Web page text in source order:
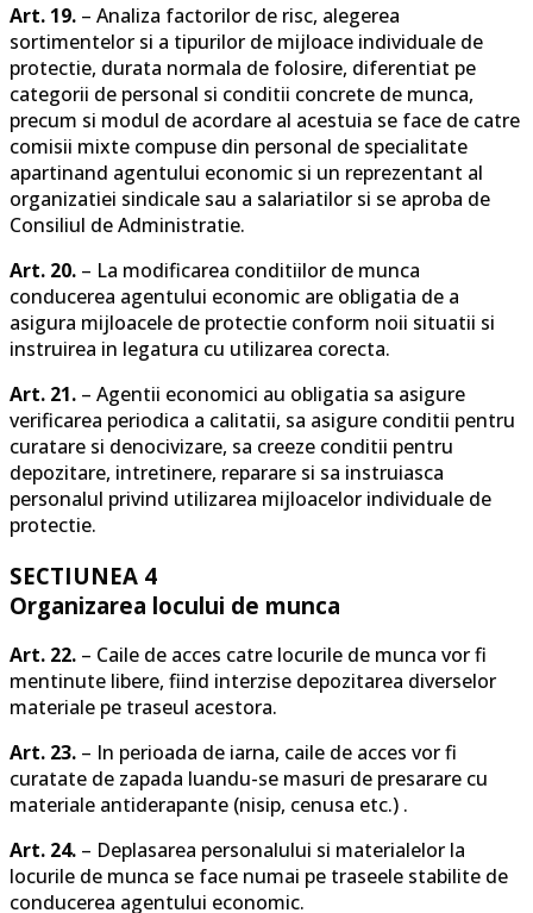
Art. 19. – Analiza factorilor de risc, alegerea
sortimentelor si a tipurilor de mijloace individuale de
protectie, durata normala de folosire, diferentiat pe
categorii de personal si conditii concrete de munca,
precum si modul de acordare al acestuia se face de catre
comisii mixte compuse din personal de specialitate
apartinand agentului economic si un reprezentant al
organizatiei sindicale sau a salariatilor si se aproba de
Consiliul de Administratie.
Art. 20. – La modificarea conditiilor de munca
conducerea agentului economic are obligatia de a
asigura mijloacele de protectie conform noii situatii si
instruirea in legatura cu utilizarea corecta.
Art. 21. – Agentii economici au obligatia sa asigure
verificarea periodica a calitatii, sa asigure conditii pentru
curatare si denocivizare, sa creeze conditii pentru
depozitare, intretinere, reparare si sa instruiasca
personalul privind utilizarea mijloacelor individuale de
protectie.
SECTIUNEA 4
Organizarea locului de munca
Art. 22. – Caile de acces catre locurile de munca vor fi
mentinute libere, fiind interzise depozitarea diverselor
materiale pe traseul acestora.
Art. 23. – In perioada de iarna, caile de acces vor fi
curatate de zapada luandu-se masuri de presarare cu
materiale antiderapante (nisip, cenusa etc.) .
Art. 24. – Deplasarea personalului si materialelor la
locurile de munca se face numai pe traseele stabilite de
conducerea agentului economic.